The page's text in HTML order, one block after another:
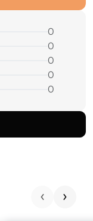
0
0
0
0
0